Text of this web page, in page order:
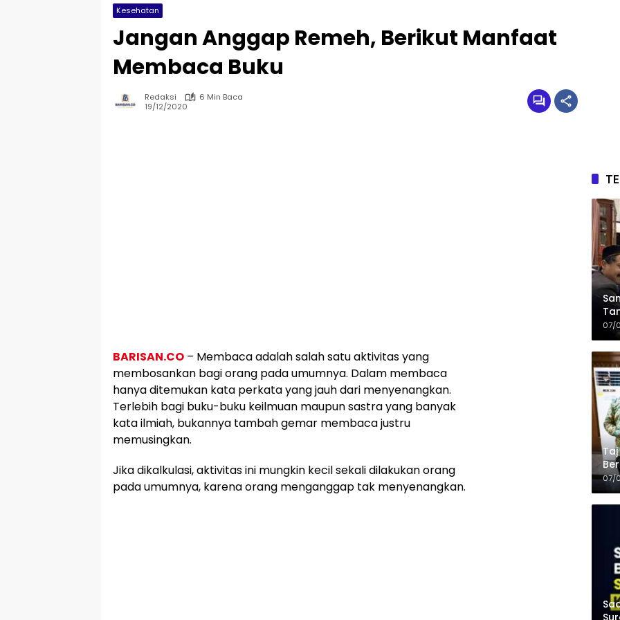
Kesehatan
Jangan Anggap Remeh, Berikut Manfaat
Membaca Buku
Redaksi
6 Min Baca
19/12/2020
BARISAN.CO – Membaca adalah salah satu aktivitas yang
membosankan bagi orang pada umumnya. Dalam membaca
hanya ditemukan kata perkata yang jauh dari menyenangkan.
Terlebih bagi buku-buku keilmuan maupun sastra yang banyak
kata ilmiah, bukannya tambah gemar membaca justru
memusingkan.
Jika dikalkulasi, aktivitas ini mungkin kecil sekali dilakukan orang
pada umumnya, karena orang menganggap tak menyenangkan.
07/
07/